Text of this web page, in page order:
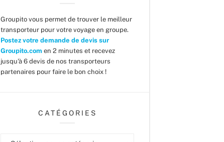
Groupito vous permet de trouver le meilleur
transporteur pour votre voyage en groupe.
Postez votre demande de devis sur
Groupito.com en 2 minutes et recevez
jusqu'à 6 devis de nos transporteurs
partenaires pour faire le bon choix !
CATÉGORIES